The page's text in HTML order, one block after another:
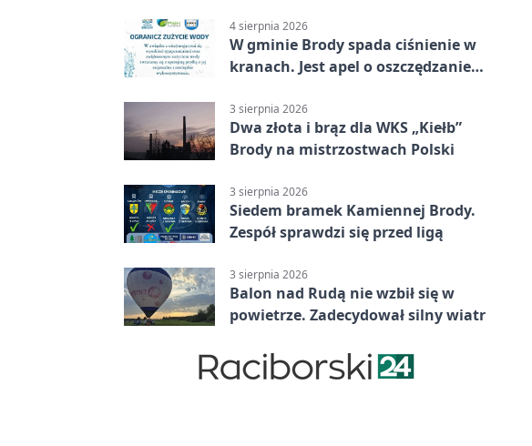
4 sierpnia 2026
W gminie Brody spada ciśnienie w
kranach. Jest apel o oszczędzanie
3 sierpnia 2026
Dwa złota i brąz dla WKS „Kiełb”
Brody na mistrzostwach Polski
3 sierpnia 2026
Siedem bramek Kamiennej Brody.
Zespół sprawdzi się przed ligą
3 sierpnia 2026
Balon nad Rudą nie wzbił się w
powietrze. Zadecydował silny wiatr